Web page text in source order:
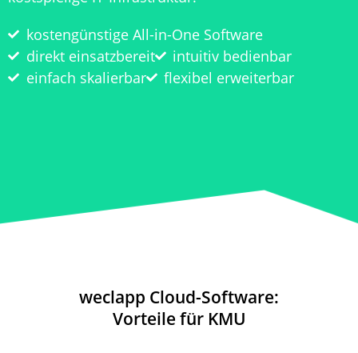
kostengünstige All-in-One Software
direkt einsatzbereit
intuitiv bedienbar
einfach skalierbar
flexibel erweiterbar
weclapp Cloud-Software:
Vorteile für KMU